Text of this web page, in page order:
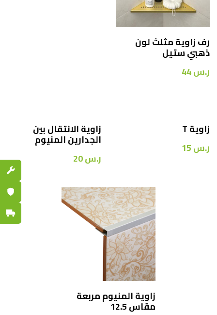
رف زاوية مثلث لون
ذهبي ستيل
ر.س44
زاوية T
ر.س15
زاوية الانتقال بين
الجدارين المنيوم
ر.س20
زاوية المنيوم مربعة
مقاس 12.5
قطع
ضمان